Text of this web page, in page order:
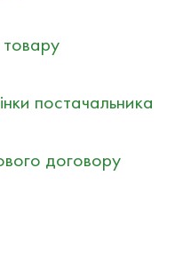
постачальника
договору